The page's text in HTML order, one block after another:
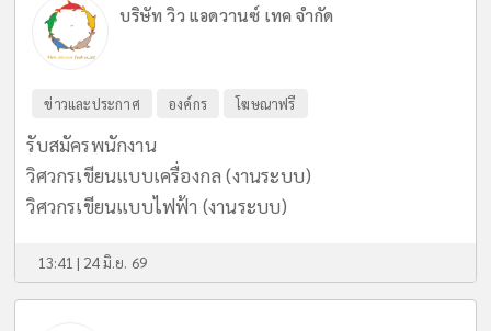
บริษัท วิว แอดวานซ์ เทค จำกัด
ข่าวและประกาศ องค์กร โฆษณาฟรี
รับสมัครพนักงาน
วิศวกรเขียนแบบเครื่องกล (งานระบบ)
วิศวกรเขียนแบบไฟฟ้า (งานระบบ)
13:41 | 24 มิ.ย. 69